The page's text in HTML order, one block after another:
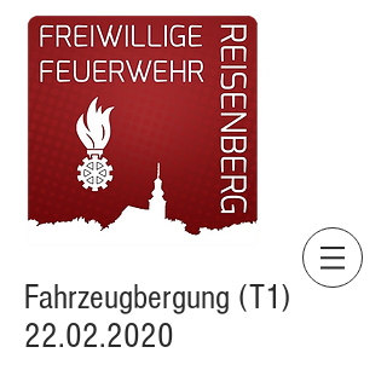
Fahrzeugbergung (T1)
22.02.2020